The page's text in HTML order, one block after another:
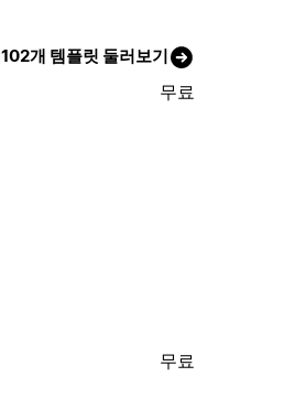
102개 템플릿 둘러보기
무료
무료